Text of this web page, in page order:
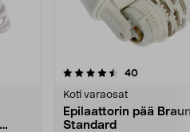
40arvostelut
Koti varaosat
Epilaattorin pää
Standard
0.0 viidestä